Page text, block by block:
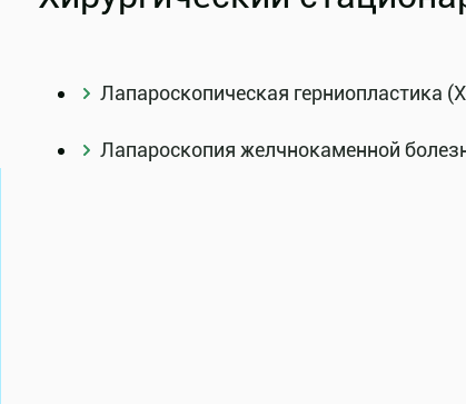
Лапароскопическая герниопластика
Лапароскопия желчнокаменной